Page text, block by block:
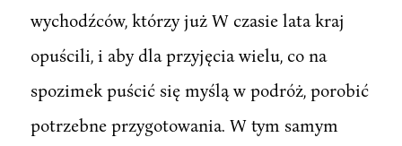
wychodźców, którzy już W czasie lata kraj
opuścili, i aby dla przyjęcia wielu, co na
spozimek puścić się myślą w podróż, porobić
potrzebne przygotowania. W tym samym